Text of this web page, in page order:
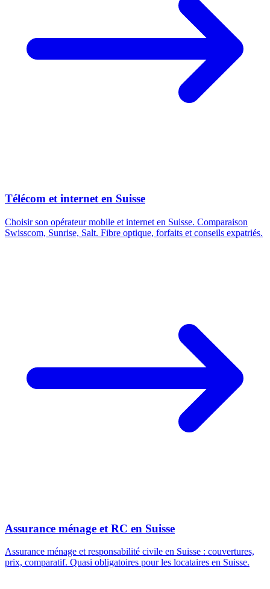
Télécom et internet en Suisse
Choisir son opérateur mobile et internet en Suisse. Comparaison
Swisscom, Sunrise, Salt. Fibre optique, forfaits et conseils expatriés.
Assurance ménage et RC en Suisse
Assurance ménage et responsabilité civile en Suisse : couvertures,
prix, comparatif. Quasi obligatoires pour les locataires en Suisse.